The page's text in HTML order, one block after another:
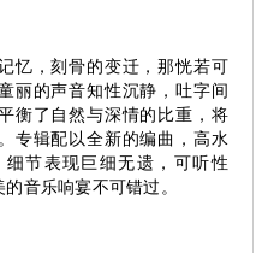
忆，刻骨的变迁，那恍若可
丽的声音知性沉静，吐字间
衡了自然与深情的比重，将
专辑配以全新的编曲，高水
节表现巨细无遗，可听性
音乐响宴不可错过。